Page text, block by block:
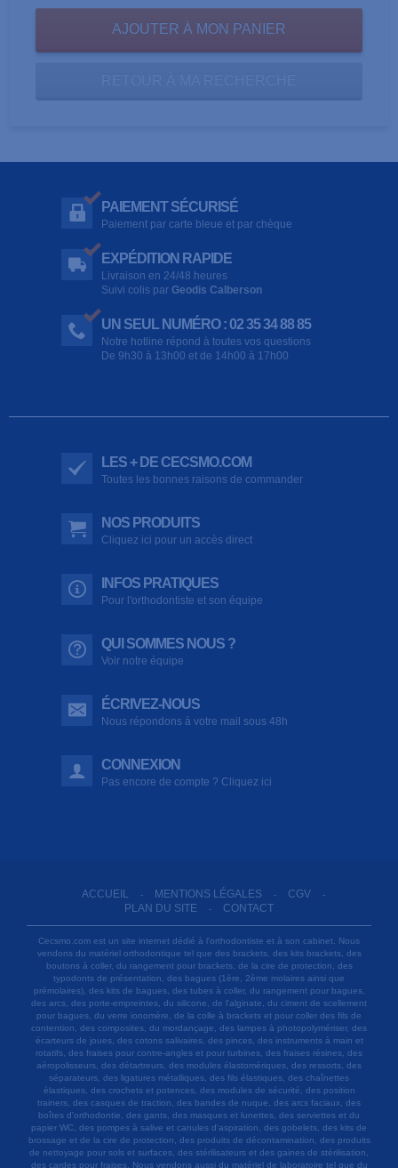
PAIEMENT SÉCURISÉ
Paiement par carte bleue et par chèque
EXPÉDITION RAPIDE
Livraison en 24/48 heures
Suivi colis par Geodis Calberson
UN SEUL NUMÉRO : 02 35 34 88 85
Notre hotline répond à toutes vos questions
De 9h30 à 13h00 et de 14h00 à 17h00
LES + DE CECSMO.COM
Toutes les bonnes raisons de commander
NOS PRODUITS
Cliquez ici pour un accès direct
INFOS PRATIQUES
Pour l'orthodontiste et son équipe
QUI SOMMES NOUS ?
Voir notre équipe
ÉCRIVEZ-NOUS
Nous répondons à votre mail sous 48h
CONNEXION
Pas encore de compte ? Cliquez ici
ACCUEIL - MENTIONS LÉGALES - CGV -
PLAN DU SITE - CONTACT
Cecsmo.com est un site internet dédié à l'orthodontiste et à son cabinet. Nous
vendons du matériel orthodontique tel que des brackets, des kits brackets, des
boutons à coller, du rangement pour brackets, de la cire de protection, des
typodonts de présentation, des bagues (1ère, 2ème molaires ainsi que
prémolaires), des kits de bagues, des tubes à coller, du rangement pour bagues,
des arcs, des porte-empreintes, du silicone, de l'alginate, du ciment de scellement
pour bagues, du verre ionomère, de la colle à brackets et pour coller des fils de
contention, des composites, du mordançage, des lampes à photopolymériser, des
écarteurs de joues, des cotons salivaires, des pinces, des instruments à main et
rotatifs, des fraises pour contre-angles et pour turbines, des fraises résines, des
aéropolisseurs, des détartreurs, des modules élastomériques, des ressorts, des
séparateurs, des ligatures métalliques, des fils élastiques, des chaînettes
élastiques, des crochets et potences, des modules de sécurité, des position
trainers, des casques de traction, des bandes de nuque, des arcs faciaux, des
boîtes d'orthodontie, des gants, des masques et lunettes, des serviettes et du
papier WC, des pompes à salive et canules d'aspiration, des gobelets, des kits de
brossage et de la cire de protection, des produits de décontamination, des produits
de nettoyage pour sols et surfaces, des stérilisateurs et des gaines de stérilisation,
des cardes pour fraises. Nous vendons aussi du matériel de laboratoire tel que du